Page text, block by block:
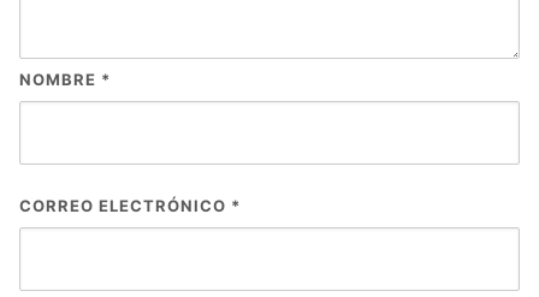
NOMBRE *
CORREO ELECTRÓNICO *